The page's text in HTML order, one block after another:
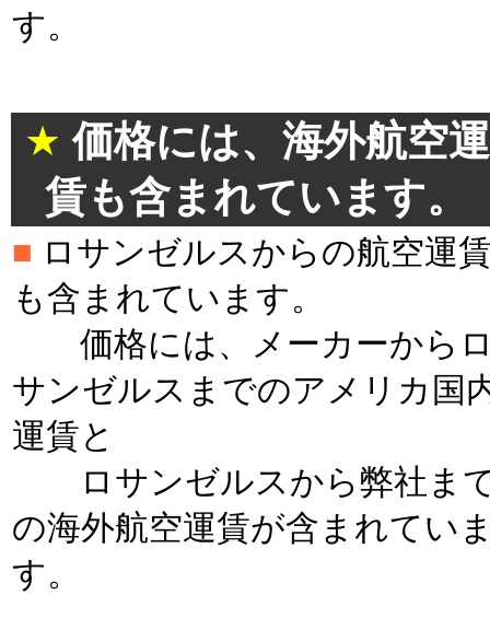
す。
★ 価格には、海外航空運
賃も含まれています。
■ ロサンゼルスからの航空運
も含まれています。
価格には、メーカーから
サンゼルスまでのアメリカ国
運賃と
ロサンゼルスから弊社ま
の海外航空運賃が含まれてい
す。